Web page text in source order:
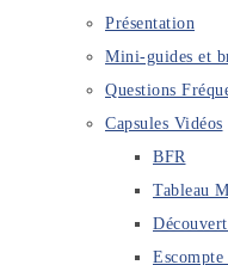
Présentation
Mini-guides et
Questions
Capsules Vidéos
BFR
Tableau
Escompte